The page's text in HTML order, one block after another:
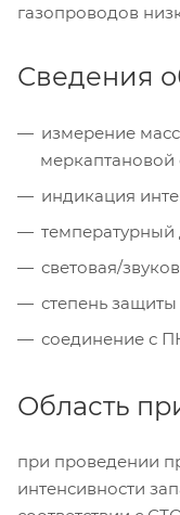
газопроводов
Сведения
измерение
меркаптановой
индикация
температурный
световая/
степень
соединение с
Область
при проведении
интенсивности